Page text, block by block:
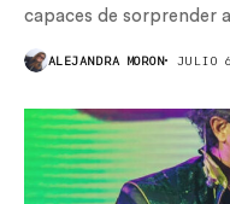
capaces de sorprender
ALEJANDRA MORON JULIO